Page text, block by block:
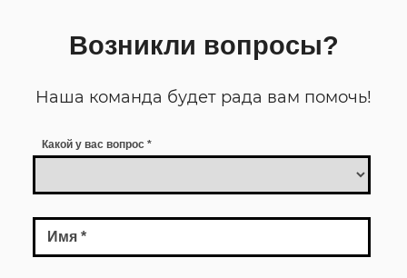
Возникли вопросы?
Какой у вас вопрос *
Имя *